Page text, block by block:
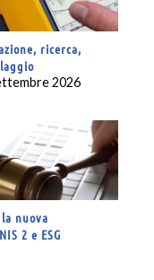
ricerca,
2026
nuova
2 e ESG